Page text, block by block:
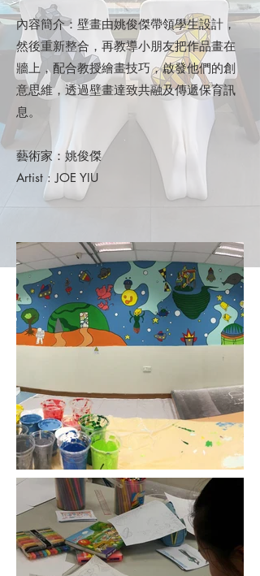
內容簡介：壁畫由姚俊傑帶領學生設計，
然後重新整合，再教導小朋友把作品畫在
牆上，配合教授繪畫技巧，啟發他們的創
意思維，透過壁畫達致共融及傳遞保育訊
息。
藝術家：姚俊傑
Artist : JOE YIU